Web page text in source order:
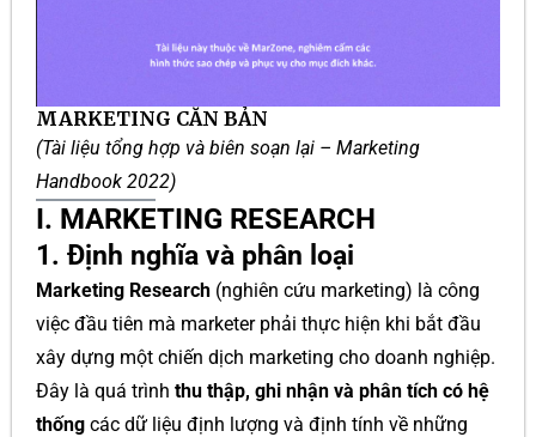
MARKETING CĂN BẢN
(Tài liệu tổng hợp và biên soạn lại – Marketing
Handbook 2022)
I. MARKETING RESEARCH
1. Định nghĩa và phân loại
Marketing Research (nghiên cứu marketing) là công
việc đầu tiên mà marketer phải thực hiện khi bắt đầu
xây dựng một chiến dịch marketing cho doanh nghiệp.
Đây là quá trình thu thập, ghi nhận và phân tích có hệ
thống các dữ liệu định lượng và định tính về những